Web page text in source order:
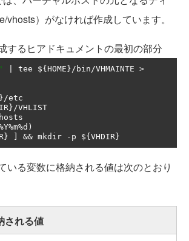
vhosts）がなければ作成しています。
するヒアドキュメントの最初の部分
tee ${ HOME }/ bin/VHMAINTE >
}/etc
}/VHLIST
Y%m%d )
} && mkdir - p ${ VHDIR }
いる変数に格納される値は次のとおり
される値